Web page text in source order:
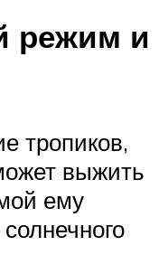
режим и
тропиков,
выжить
ему